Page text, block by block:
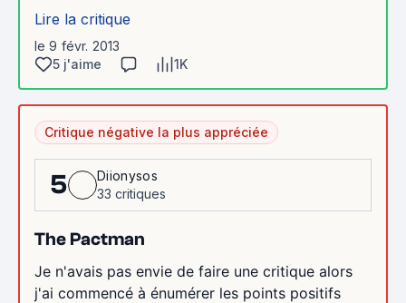
Lire la critique
le 9 févr. 2013
5 j'aime
1K
Critique négative la plus appréciée
5
Diionysos
33 critiques
The Pactman
Je n'avais pas envie de faire une critique alors
j'ai commencé à énumérer les points positifs